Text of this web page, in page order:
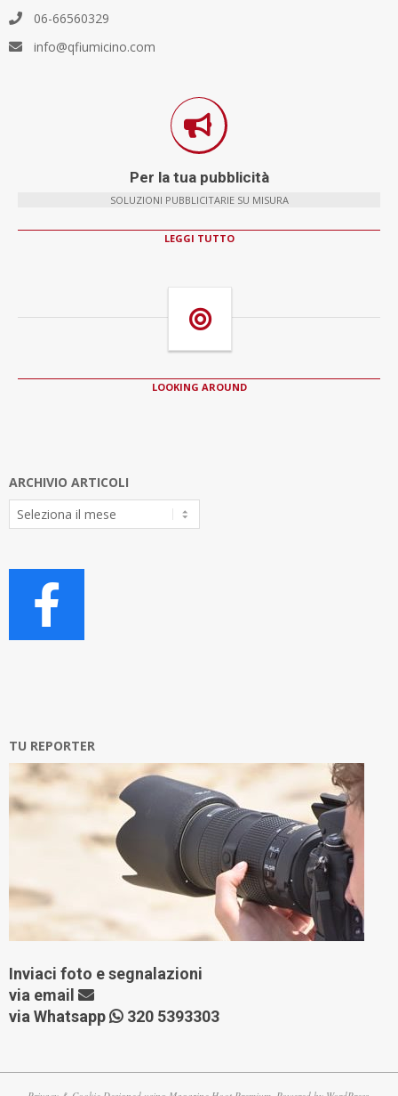
06-66560329
info@qfiumicino.com
Per la tua pubblicità
SOLUZIONI PUBBLICITARIE SU MISURA
LEGGI TUTTO
LOOKING AROUND
ARCHIVIO ARTICOLI
Archivio
Articoli
TU REPORTER
Inviaci foto e segnalazioni
via email
via Whatsapp
320 5393303